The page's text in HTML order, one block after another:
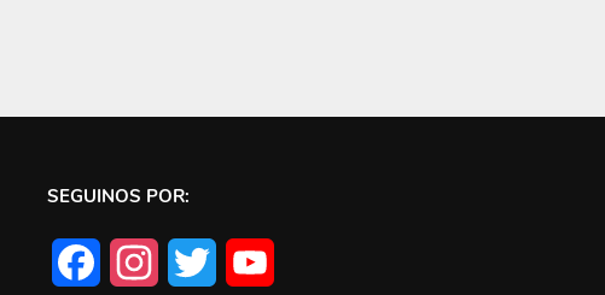
SEGUINOS POR:
FacebookInstagramTwitter